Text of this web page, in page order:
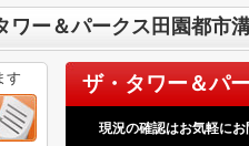
ワー＆パークス田園都市
現況の確認はお気軽にお
す